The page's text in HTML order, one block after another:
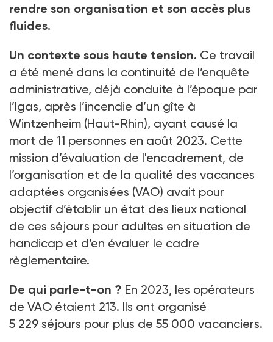
rendre son organisation et son accès plus
fluides.
Un contexte sous haute tension. Ce travail
a été mené dans la continuité de l’enquête
administrative, déjà conduite à l’époque par
l’Igas, après l’incendie d’un gîte à
Wintzenheim (Haut-Rhin), ayant causé la
mort de 11 personnes en août 2023. Cette
mission d’évaluation de l'encadrement, de
l’organisation et de la qualité des vacances
adaptées organisées (VAO) avait pour
objectif d’établir un état des lieux national
de ces séjours pour adultes en situation de
handicap et d’en évaluer le cadre
règlementaire.
De qui parle-t-on ? En 2023, les opérateurs
de VAO étaient 213. Ils ont organisé
5 229 séjours pour plus de 55 000 vacanciers.